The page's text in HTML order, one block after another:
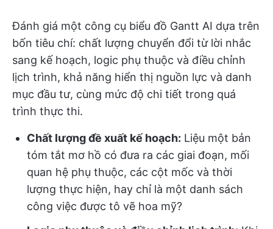
Đánh giá một công cụ biểu đồ Gantt AI dựa trên
bốn tiêu chí: chất lượng chuyển đổi từ lời nhắc
sang kế hoạch, logic phụ thuộc và điều chỉnh
lịch trình, khả năng hiển thị nguồn lực và danh
mục đầu tư, cùng mức độ chi tiết trong quá
trình thực thi.
Chất lượng đề xuất kế hoạch: Liệu một bản
tóm tắt mơ hồ có đưa ra các giai đoạn, mối
quan hệ phụ thuộc, các cột mốc và thời
lượng thực hiện, hay chỉ là một danh sách
công việc được tô vẽ hoa mỹ?